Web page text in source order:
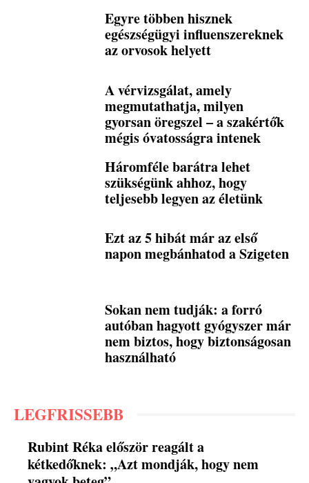
Egyre többen hisznek
egészségügyi influenszereknek
az orvosok helyett
A vérvizsgálat, amely
megmutathatja, milyen
gyorsan öregszel – a szakértők
mégis óvatosságra intenek
Háromféle barátra lehet
szükségünk ahhoz, hogy
teljesebb legyen az életünk
Ezt az 5 hibát már az első
napon megbánhatod a Szigeten
Sokan nem tudják: a forró
autóban hagyott gyógyszer már
nem biztos, hogy biztonságosan
használható
LEGFRISSEBB
Rubint Réka először reagált a
kétkedőknek: „Azt mondják, hogy nem